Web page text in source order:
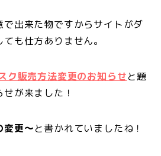
で出来た物ですからサイトがダ
も仕方ありません。
ク販売方法変更のお知らせと題
が来ました！
変更～と書かれていましたね！